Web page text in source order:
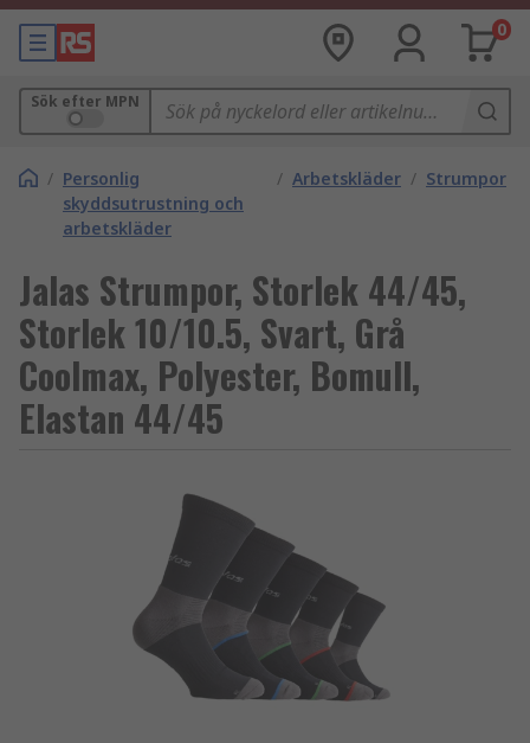
0
Sök efter MPN
/ Personlig
skyddsutrustning och
arbetskläder
/ Arbetskläder / Strumpor
Jalas Strumpor, Storlek 44/45,
Storlek 10/10.5, Svart, Grå
Coolmax, Polyester, Bomull,
Elastan 44/45